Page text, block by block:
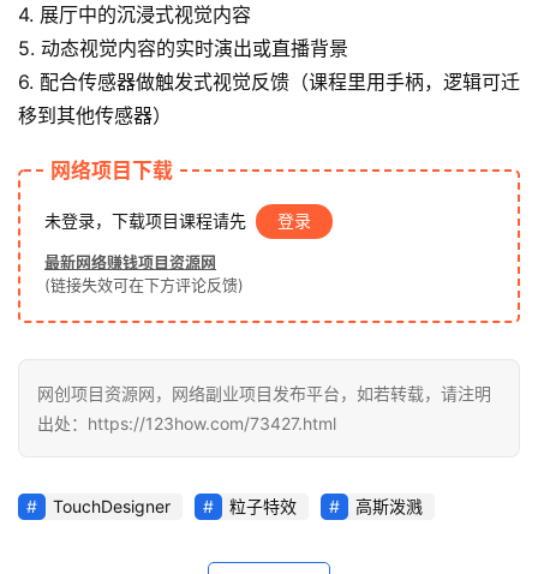
网
福
创
4. 展厅中的沉浸式视觉内容
5. 动态视觉内容的实时演出或直播背景
6. 配合传感器做触发式视觉反馈（课程里用手柄，逻辑可迁
移到其他传感器）
网络项目下载
未登录，下载项目课程请先 登录
最新网络赚钱项目资源网
(链接失效可在下方评论反馈)
网创项目资源网，网络副业项目发布平台，如若转载，请注明
出处：https://123how.com/73427.html
TouchDesigner 粒子特效 高斯泼溅